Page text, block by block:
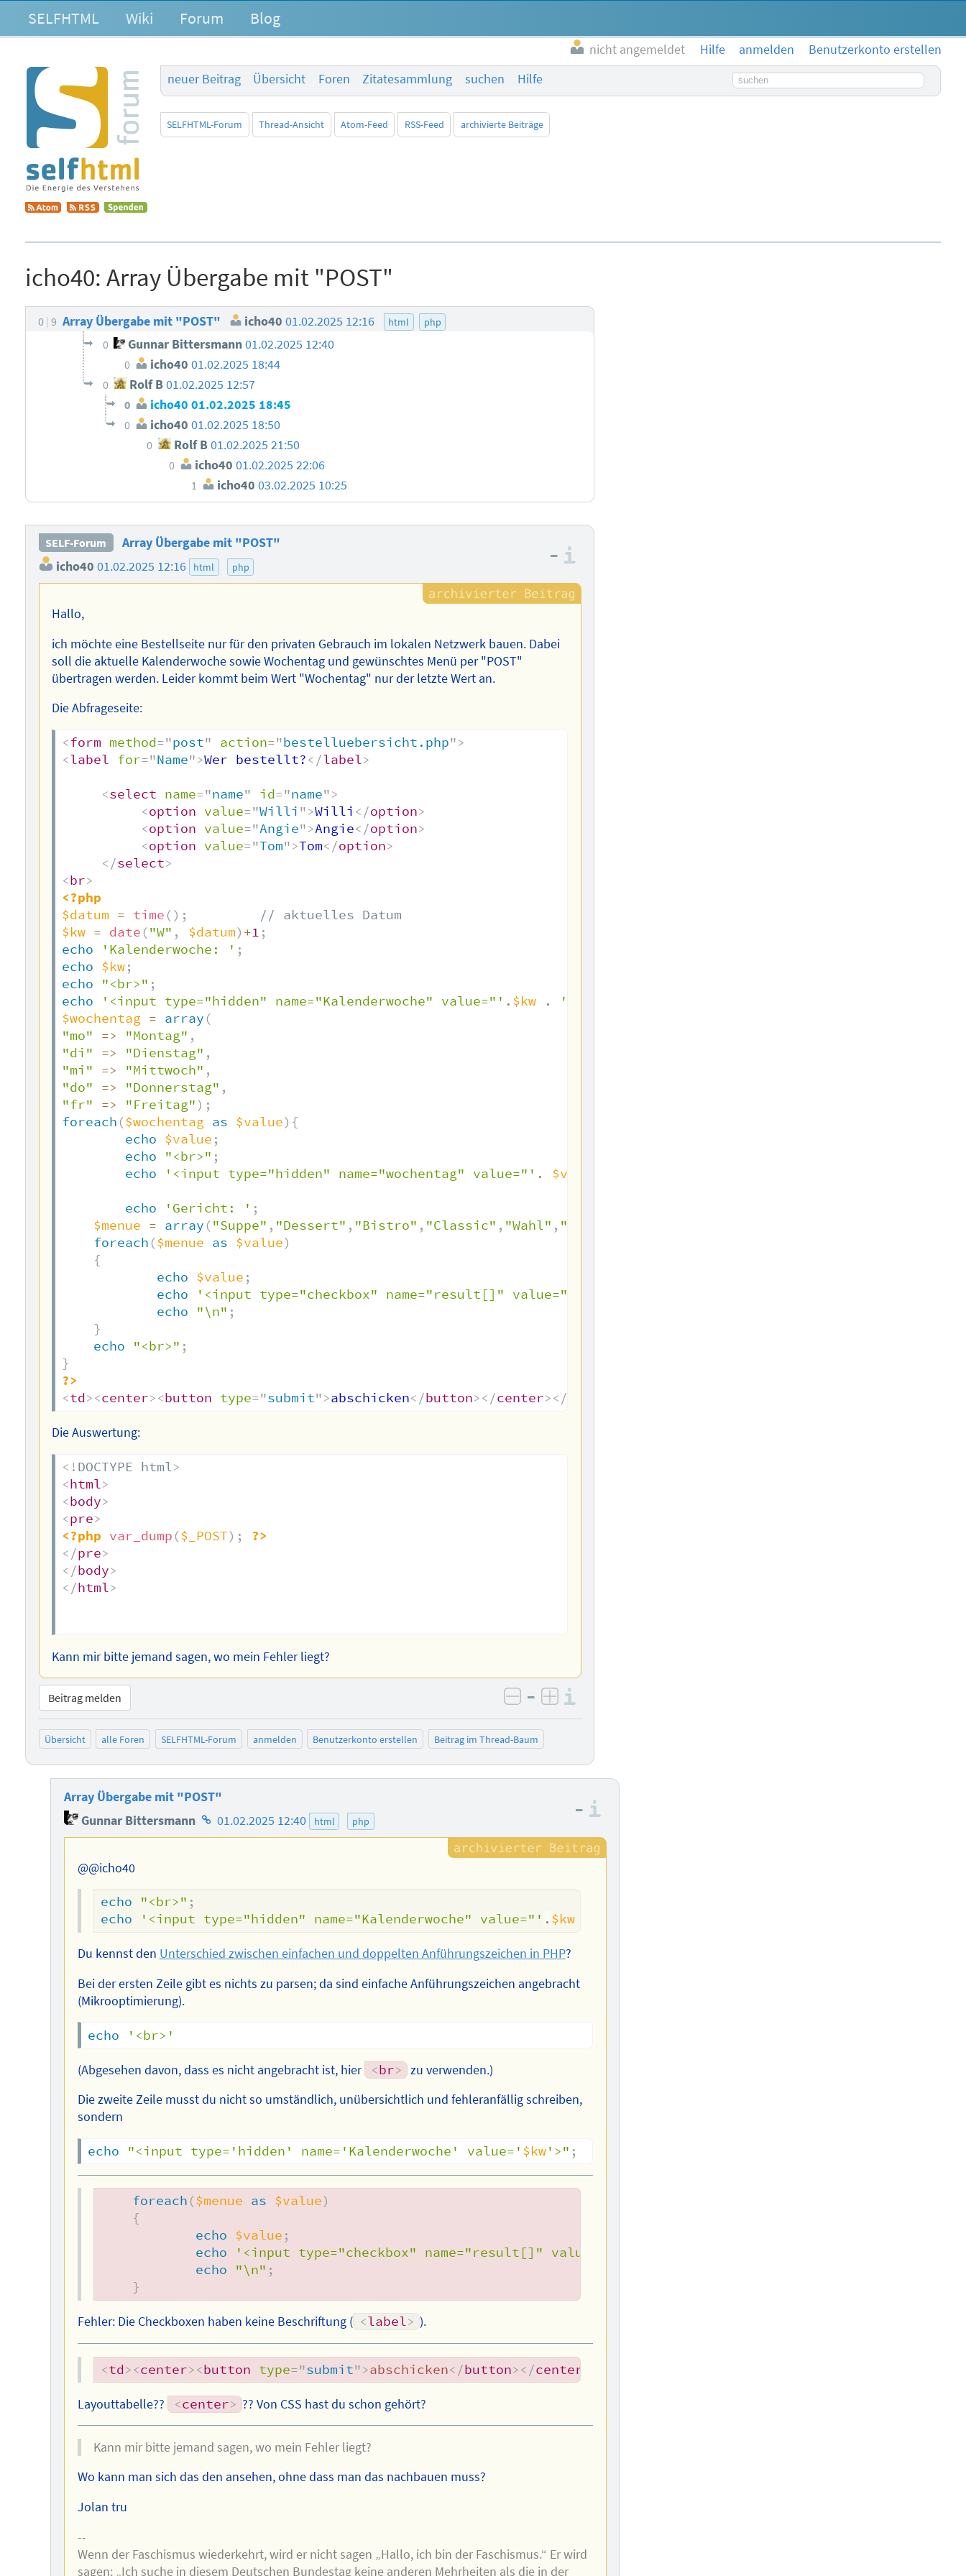
SELFHTML Wiki Forum Blog
nicht angemeldet Hilfe anmelden
Benutzerkonto erstellen
neuer Beitrag
Übersicht Foren Zitatesammlung suchen Hilfe Suchbegriff
SELFHTML-Forum Thread-Ansicht Atom-Feed RSS-Feed archivierte Beiträge
icho40: Array Übergabe mit "POST"
0 9 Array Übergabe mit "POST" icho40 01.02.2025 12:16 html php
0 Gunnar Bittersmann01.02.2025 12:40
0 icho40 01.02.2025 18:44
0 Rolf B01.02.2025 12:57
0 icho40 01.02.2025 18:45
0 icho40 01.02.2025 18:50
0 Rolf B01.02.2025 21:50
0 icho40 01.02.2025 22:06
1 icho40 03.02.2025 10:25
SELF-Forum
Array Übergabe mit "POST"
icho40 01.02.2025 12:16 html php
–
Hallo,
ich möchte eine Bestellseite nur für den privaten Gebrauch im lokalen Netzwerk bauen. Dabei
soll die aktuelle Kalenderwoche sowie Wochentag und gewünschtes Menü per "POST"
übertragen werden. Leider kommt beim Wert "Wochentag" nur der letzte Wert an.
Die Abfrageseite:
<form method="post" action="bestelluebersicht.php">
<label for="Name">Wer bestellt?</label>
<select name="name" id="name">
<option value="Willi ">Willi </option>
<option value="Angie">Angie</option>
<option value="Tom">Tom</option>
</select>
<br>
<?php
$datum = time () ;
// aktuelles Datum
$kw = date ("W" , $datum) +1 ;
echo
'Kalenderwoche: ' ;
echo $kw;
echo
"<br>" ;
echo
'<input type="hidden" name="Kalenderwoche" value="' . $kw . '">'
$wochentag = array (
"mo"
=> "Montag" ,
"di"
=> "Dienstag" ,
"mi"
=> "Mittwoch" ,
"do"
=> "Donnerstag" ,
"fr"
=> "Freitag") ;
foreach ($wochentag as $value) {
echo $value ;
echo
"<br>" ;
echo
'<input type="hidden" name="wochentag" value="' . $value
echo 'Gericht: ' ;
$menue = array ("Suppe" , "Dessert" , "Bistro" , "Classic" , "Wahl" , "Wellness"
foreach ($menue as $value)
{
echo $value ;
echo
'<input type="checkbox" name="result[]" value="'
echo
"\n" ;
}
echo
"<br>" ;
}
?>
<td><center><button type="submit">abschicken</button></center></
Die Auswertung:
<! DOCTYPE html>
<html>
<body>
<pre>
<?php var_dump ($_POST) ;
?>
</pre>
</body>
</html>
Kann mir bitte jemand sagen, wo mein Fehler liegt?
Beitrag melden negativ bewerten
– positiv bewerten
Übersicht alle Foren SELFHTML-Forum anmelden Benutzerkonto erstellen Beitrag im Thread-Baum
Array Übergabe mit "POST"
Gunnar Bittersmann Homepage
des
01.02.2025 12:40 html php
–
@@icho40
echo "<br>" ;
echo
'<input type="hidden" name="Kalenderwoche" value="' . $kw
Du kennst den Unterschied zwischen einfachen und doppelten Anführungszeichen in PHP?
Bei der ersten Zeile gibt es nichts zu parsen; da sind einfache Anführungszeichen angebracht
(Mikrooptimierung).
echo '<br>'
(Abgesehen davon, dass es nicht angebracht ist, hier <br> zu verwenden.)
Die zweite Zeile musst du nicht so umständlich, unübersichtlich und fehleranfällig schreiben,
sondern
echo "<input type='hidden' name='Kalenderwoche' value=' $kw'>" ;
foreach ($menue as $value)
{
echo $value ;
echo
'<input type="checkbox" name="result[]" value="'
echo
"\n" ;
}
Fehler: Die Checkboxen haben keine Beschriftung ( <label> ).
<td><center><button type="submit">abschicken</button></center
Layouttabelle?? <center> ?? Von CSS hast du schon gehört?
Kann mir bitte jemand sagen, wo mein Fehler liegt?
Wo kann man sich das den ansehen, ohne dass man das nachbauen muss?
Jolan tru
--
Wenn der Faschismus wiederkehrt, wird er nicht sagen „Hallo, ich bin der Faschismus.“ Er wird
sagen: „Ich suche in diesem Deutschen Bundestag keine anderen Mehrheiten als die in der